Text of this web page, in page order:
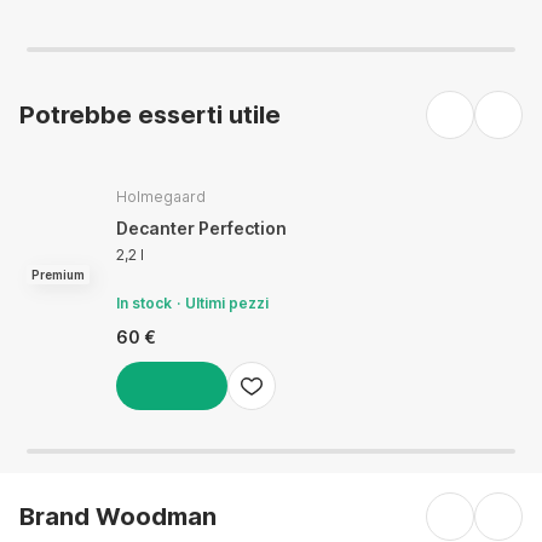
Potrebbe esserti utile
Premium
Holmegaard
Decanter Perfection
2,2 l
In stock Ultimi pezzi
60 €
Brand Woodman